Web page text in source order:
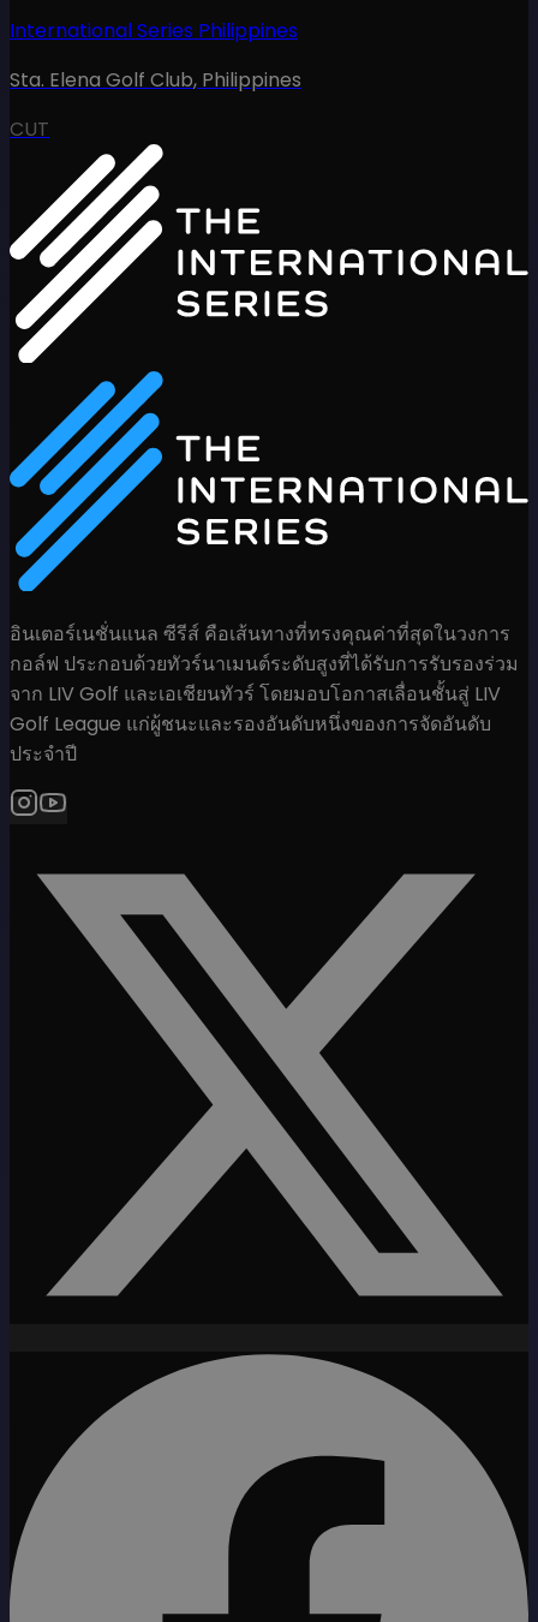
International Series Philippines
Sta. Elena Golf Club, Philippines
CUT
อินเตอร์เนชั่นแนล ซีรีส์ คือเส้นทางที่ทรงคุณค่าที่สุดในวงการ
กอล์ฟ ประกอบด้วยทัวร์นาเมนต์ระดับสูงที่ได้รับการรับรองร่วม
จาก LIV Golf และเอเชียนทัวร์ โดยมอบโอกาสเลื่อนชั้นสู่ LIV
Golf League แก่ผู้ชนะและรองอันดับหนึ่งของการจัดอันดับ
ประจำปี